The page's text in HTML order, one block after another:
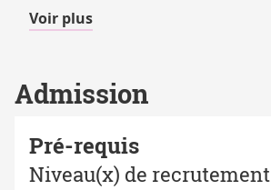
Voir plusde
Admission
Pré-requis
Niveau(x) de recrutement